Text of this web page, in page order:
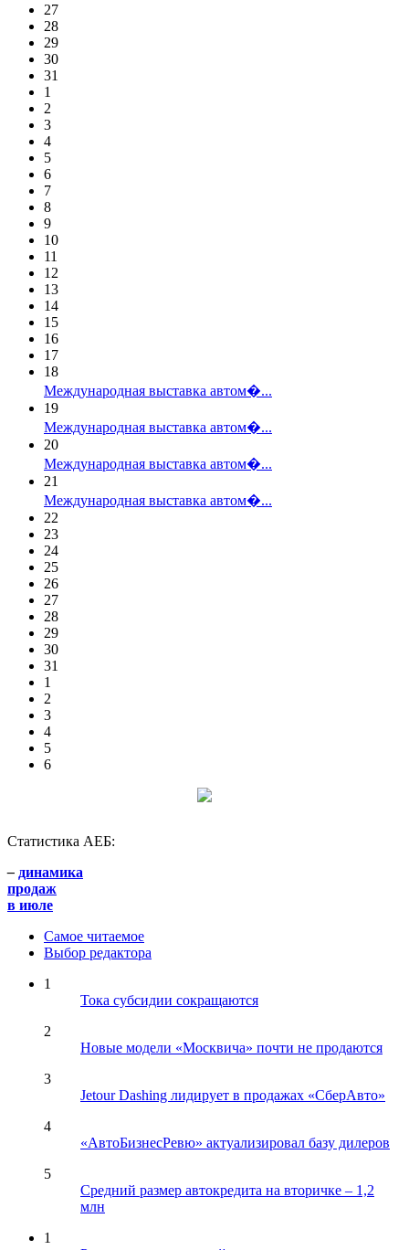
27
28
29
30
31
1
2
3
4
5
6
7
8
9
10
11
12
13
14
15
16
17
18
Международная выставка автом�...
19
Международная выставка автом�...
20
Международная выставка автом�...
21
Международная выставка автом�...
22
23
24
25
26
27
28
29
30
31
1
2
3
4
5
6
Статистика АЕБ:
– динамика
продаж
в июле
Самое читаемое
Выбор редактора
1
Тока субсидии сокращаются
2
Новые модели «Москвича» почти не продаются
3
Jetour Dashing лидирует в продажах «СберАвто»
4
«АвтоБизнесРевю» актуализировал базу дилеров
5
Средний размер автокредита на вторичке – 1,2
млн
1